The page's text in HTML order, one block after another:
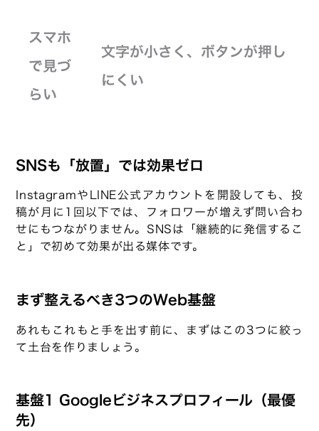
スマホ
で見づ
らい
文字が小さく、ボタンが押し
にくい
SNSも「放置」では効果ゼロ
InstagramやLINE公式アカウントを開設しても、投
稿が月に1回以下では、フォロワーが増えず問い合わ
せにもつながりません。SNSは「継続的に発信するこ
と」で初めて効果が出る媒体です。
まず整えるべき3つのWeb基盤
あれもこれもと手を出す前に、まずはこの3つに絞っ
て土台を作りましょう。
基盤1 Googleビジネスプロフィール（最優
先）